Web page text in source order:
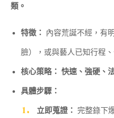
類。
特徵： 內容荒誕不經，有
臉），或與藝人已知行程
核心策略： 快速、強硬、
具體步驟：
立即蒐證： 完整錄下